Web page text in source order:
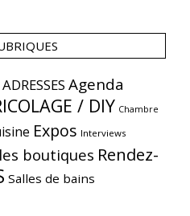
ADRESSES Agenda
/ DIY Chambre
Expos Interviews
boutiques Rendez-
Salles de bains